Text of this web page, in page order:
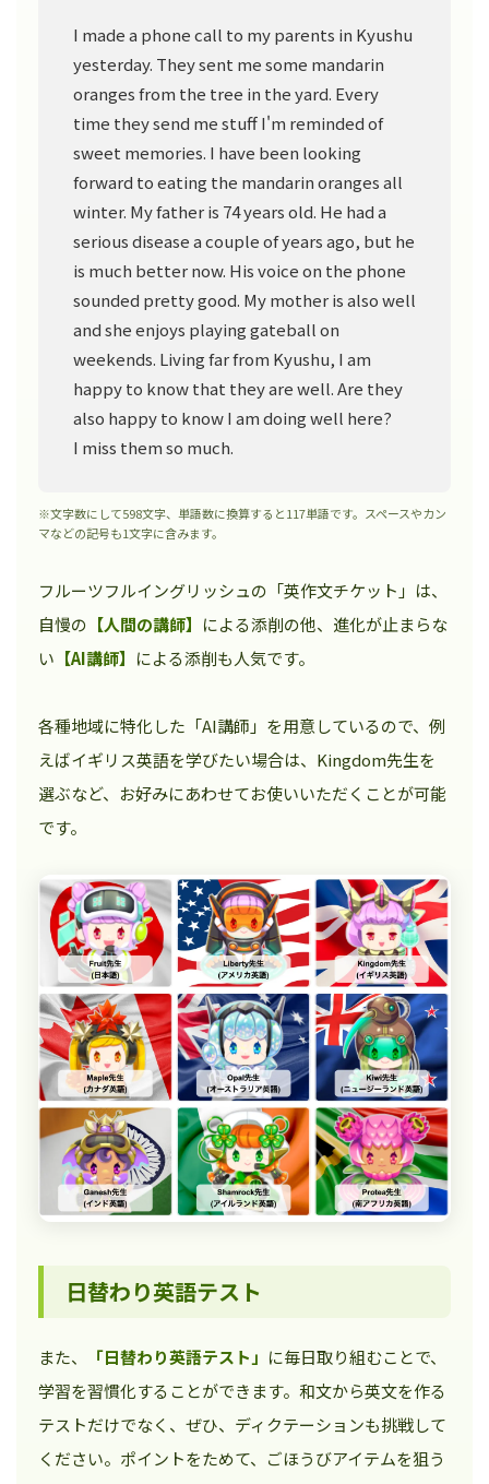
I made a phone call to my parents in Kyushu
yesterday. They sent me some mandarin
oranges from the tree in the yard. Every
time they send me stuff I'm reminded of
sweet memories. I have been looking
forward to eating the mandarin oranges all
winter. My father is 74 years old. He had a
serious disease a couple of years ago, but he
is much better now. His voice on the phone
sounded pretty good. My mother is also well
and she enjoys playing gateball on
weekends. Living far from Kyushu, I am
happy to know that they are well. Are they
also happy to know I am doing well here?
I miss them so much.
※文字数にして598文字、単語数に換算すると117単語です。スペースやカン
マなどの記号も1文字に含みます。
フルーツフルイングリッシュの「英作文チケット」は、
自慢の 【人間の講師】 による添削の他、進化が止まらな
い 【AI講師】 による添削も人気です。
各種地域に特化した「AI講師」を用意しているので、例
えばイギリス英語を学びたい場合は、Kingdom先生を
選ぶなど、お好みにあわせてお使いいただくことが可能
です。
日替わり英語テスト
また、 「日替わり英語テスト」 に毎日取り組むことで、
学習を習慣化することができます。和文から英文を作る
テストだけでなく、ぜひ、ディクテーションも挑戦して
ください。ポイントをためて、ごほうびアイテムを狙う